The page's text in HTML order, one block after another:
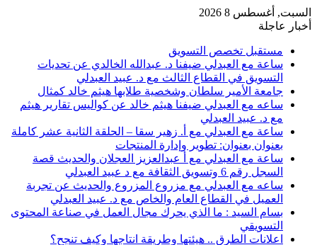
السبت, أغسطس 8 2026
أخبار عاجلة
مستقبل تخصص التسويق
ساعة مع العبدلي ضيفنا د. عبدالله الخالدي عن تحديات
التسويق في القطاع الثالث مع د. عبيد العبدلي
جامعة الأمير سلطان وشخصية طلابها هيثم خالد كمثال
ساعه مع العبدلي ضيفنا هيثم خالد عن كواليس تقارير هيثم
مع د. عبيد العبدلي
ساعة مع العبدلي مع أ. زهير سقا – الحلقة الثانية عشر كاملة
بعنوان بعنوان: تطوير وإدارة المنتجات
ساعة مع العبدلي مع أ عبدالعزيز العجلان والحديث قصة
السجل رقم 6 وتسويق الثقافة مع د عبيد العبدلي
ساعه مع العبدلي مع مزروع المزروع والحديث عن تجربة
العميل في القطاع العام والخاص مع د. عبيد العبدلي
بسام السيد : ما الذي يحرك مجال العمل في صناعة المحتوى
التسويقي
اعلانات الطرق .. هيئتها وطريقة انتاجها وكيف تنجح؟